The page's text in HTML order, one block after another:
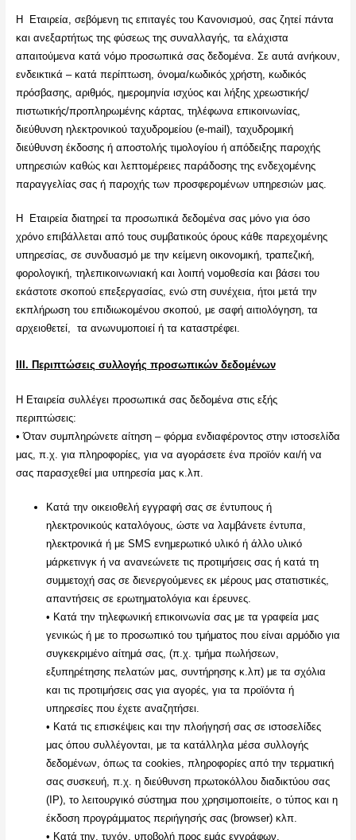
Η Εταιρεία, σεβόμενη τις επιταγές του Κανονισμού, σας ζητεί πάντα
και ανεξαρτήτως της φύσεως της συναλλαγής, τα ελάχιστα
απαιτούμενα κατά νόμο προσωπικά σας δεδομένα. Σε αυτά ανήκουν,
ενδεικτικά – κατά περίπτωση, όνομα/κωδικός χρήστη, κωδικός
πρόσβασης, αριθμός, ημερομηνία ισχύος και λήξης χρεωστικής/
πιστωτικής/προπληρωμένης κάρτας, τηλέφωνα επικοινωνίας,
διεύθυνση ηλεκτρονικού ταχυδρομείου (e-mail), ταχυδρομική
διεύθυνση έκδοσης ή αποστολής τιμολογίου ή απόδειξης παροχής
υπηρεσιών καθώς και λεπτομέρειες παράδοσης της ενδεχομένης
παραγγελίας σας ή παροχής των προσφερομένων υπηρεσιών μας.
Η Εταιρεία διατηρεί τα προσωπικά δεδομένα σας μόνο για όσο
χρόνο επιβάλλεται από τους συμβατικούς όρους κάθε παρεχομένης
υπηρεσίας, σε συνδυασμό με την κείμενη οικονομική, τραπεζική,
φορολογική, τηλεπικοινωνιακή και λοιπή νομοθεσία και βάσει του
εκάστοτε σκοπού επεξεργασίας, ενώ στη συνέχεια, ήτοι μετά την
εκπλήρωση του επιδιωκομένου σκοπού, με σαφή αιτιολόγηση, τα
αρχειοθετεί, τα ανωνυμοποιεί ή τα καταστρέφει.
ΙΙΙ. Περιπτώσεις συλλογής προσωπικών δεδομένων
Η Εταιρεία συλλέγει προσωπικά σας δεδομένα στις εξής
περιπτώσεις:
• Όταν συμπληρώνετε αίτηση – φόρμα ενδιαφέροντος στην ιστοσελίδα
μας, π.χ. για πληροφορίες, για να αγοράσετε ένα προϊόν και/ή να
σας παρασχεθεί μια υπηρεσία μας κ.λπ.
Κατά την οικειοθελή εγγραφή σας σε έντυπους ή
ηλεκτρονικούς καταλόγους, ώστε να λαμβάνετε έντυπα,
ηλεκτρονικά ή με SMS ενημερωτικό υλικό ή άλλο υλικό
μάρκετινγκ ή να ανανεώνετε τις προτιμήσεις σας ή κατά τη
συμμετοχή σας σε διενεργούμενες εκ μέρους μας στατιστικές,
απαντήσεις σε ερωτηματολόγια και έρευνες.
• Κατά την τηλεφωνική επικοινωνία σας με τα γραφεία μας
γενικώς ή με το προσωπικό του τμήματος που είναι αρμόδιο για
συγκεκριμένο αίτημά σας, (π.χ. τμήμα πωλήσεων,
εξυπηρέτησης πελατών μας, συντήρησης κ.λπ) με τα σχόλια
και τις προτιμήσεις σας για αγορές, για τα προϊόντα ή
υπηρεσίες που έχετε αναζητήσει.
• Κατά τις επισκέψεις και την πλοήγησή σας σε ιστοσελίδες
μας όπου συλλέγονται, με τα κατάλληλα μέσα συλλογής
δεδομένων, όπως τα cookies, πληροφορίες από την τερματική
σας συσκευή, π.χ. η διεύθυνση πρωτοκόλλου διαδικτύου σας
(IP), το λειτουργικό σύστημα που χρησιμοποιείτε, ο τύπος και η
έκδοση προγράμματος περιήγησής σας (browser) κλπ.
• Κατά την, τυχόν, υποβολή προς εμάς εγγράφων,